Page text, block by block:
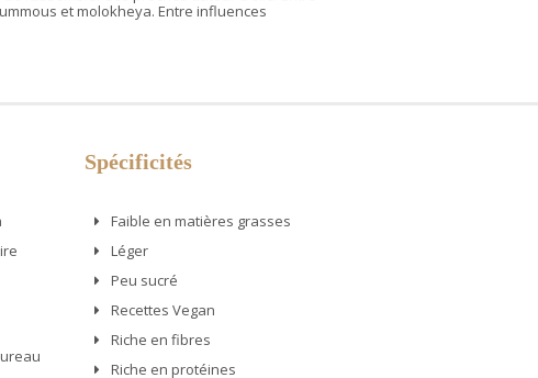
et molokheya. Entre influences
Spécificités
Faible en matières grasses
Léger
Peu sucré
Recettes Vegan
Riche en fibres
Riche en protéines